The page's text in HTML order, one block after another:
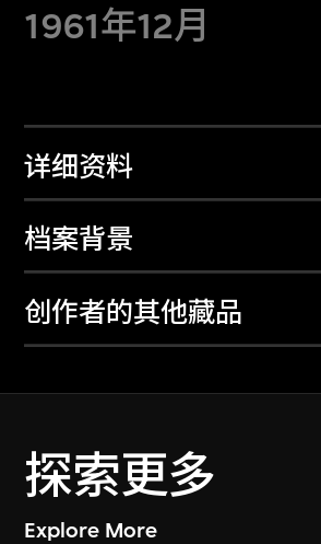
1961年12月
详细资料
档案背景
创作者的其他藏品
探索更多
Explore More